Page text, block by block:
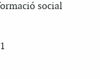
social